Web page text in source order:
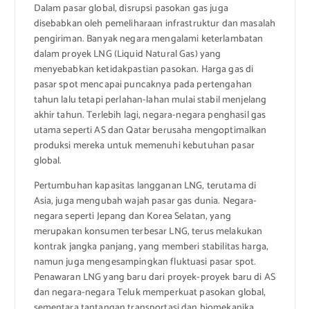
Dalam pasar global, disrupsi pasokan gas juga
disebabkan oleh pemeliharaan infrastruktur dan masalah
pengiriman. Banyak negara mengalami keterlambatan
dalam proyek LNG (Liquid Natural Gas) yang
menyebabkan ketidakpastian pasokan. Harga gas di
pasar spot mencapai puncaknya pada pertengahan
tahun lalu tetapi perlahan-lahan mulai stabil menjelang
akhir tahun. Terlebih lagi, negara-negara penghasil gas
utama seperti AS dan Qatar berusaha mengoptimalkan
produksi mereka untuk memenuhi kebutuhan pasar
global.
Pertumbuhan kapasitas langganan LNG, terutama di
Asia, juga mengubah wajah pasar gas dunia. Negara-
negara seperti Jepang dan Korea Selatan, yang
merupakan konsumen terbesar LNG, terus melakukan
kontrak jangka panjang, yang memberi stabilitas harga,
namun juga mengesampingkan fluktuasi pasar spot.
Penawaran LNG yang baru dari proyek-proyek baru di AS
dan negara-negara Teluk memperkuat pasokan global,